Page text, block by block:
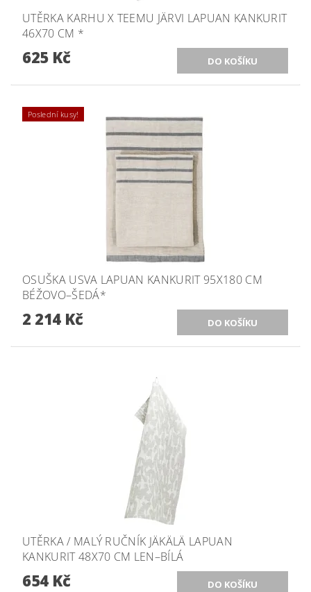
UTĚRKA KARHU X TEEMU JÄRVI LAPUAN KANKURIT
46X70 CM *
625 Kč
Poslední kusy!
OSUŠKA USVA LAPUAN KANKURIT 95X180 CM
BÉŽOVO–ŠEDÁ*
2 214 Kč
UTĚRKA / MALÝ RUČNÍK JÄKÄLÄ LAPUAN
KANKURIT 48X70 CM LEN–BÍLÁ
654 Kč